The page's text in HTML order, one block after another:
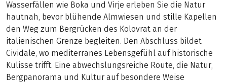
Wasserfällen wie Boka und Virje erleben Sie die Natur
hautnah, bevor blühende Almwiesen und stille Kapellen
den Weg zum Bergrücken des Kolovrat an der
italienischen Grenze begleiten. Den Abschluss bildet
Cividale, wo mediterranes Lebensgefühl auf historische
Kulisse trifft. Eine abwechslungsreiche Route, die Natur,
Bergpanorama und Kultur auf besondere Weise